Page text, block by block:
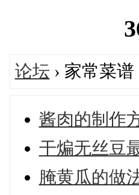
论坛 › 家常菜谱
酱肉的制作
干煸无丝豆
腌黄瓜的做